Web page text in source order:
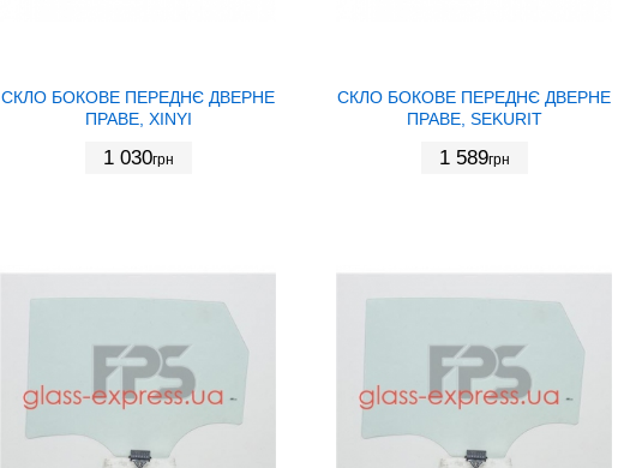
СКЛО БОКОВЕ ПЕРЕДНЄ ДВЕРНЕ
ПРАВЕ, XINYI
1 030грн
СКЛО БОКОВЕ ПЕРЕДНЄ ДВЕРНЕ
ПРАВЕ, SEKURIT
1 589грн